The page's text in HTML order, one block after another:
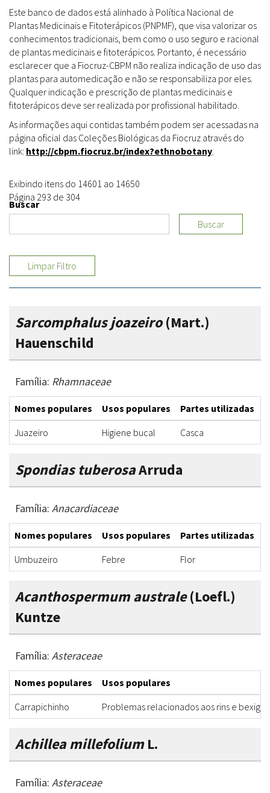
Este banco de dados está alinhado à Política Nacional de
Plantas Medicinais e Fitoterápicos (PNPMF), que visa valorizar os
conhecimentos tradicionais, bem como o uso seguro e racional
de plantas medicinais e fitoterápicos. Portanto, é necessário
esclarecer que a Fiocruz-CBPM não realiza indicação de uso das
plantas para automedicação e não se responsabiliza por eles.
Qualquer indicação e prescrição de plantas medicinais e
fitoterápicos deve ser realizada por profissional habilitado.
As informações aqui contidas também podem ser acessadas na
página oficial das Coleções Biológicas da Fiocruz através do
link: http://cbpm.fiocruz.br/index?ethnobotany.
Exibindo itens do 14601 ao 14650
Página 293 de 304
Buscar
Buscar
Limpar Filtro
Sarcomphalus joazeiro(Mart.)
Hauenschild
Família: Rhamnaceae
Nomes populares Usos populares Partes utilizadas
Juazeiro
Higiene bucal Casca
Spondias tuberosaArruda
Família: Anacardiaceae
Nomes populares Usos populares Partes utilizadas
Umbuzeiro
Febre Flor
Acanthospermum australe(Loefl.)
Kuntze
Família: Asteraceae
Nomes populares
Usos populares
Carrapichinho
Problemas relacionados aos rins e bexiga
Achillea millefoliumL.
Família: Asteraceae